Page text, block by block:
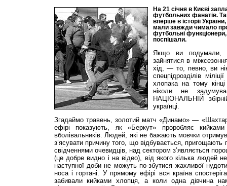
На 21 січня в Києві
футбольних фанатів.
вперше в історії
мали завжди чимало
футбольні функціонери,
поспішали.
Якщо ви
зайнятися в
хід, — то, певно, ви
спецпідрозділів
хлопака на тому
ніколи не
НАЦІОНАЛЬНІЙ
українці.
Згадаймо травень, золотий матч «Динамо» —
ефірі показують, як «Беркут» проробляє кийками
вболівальників. Людей, які не бажають мовчки
з’ясувати причину того, що відбувається, пригощають
свідченнями очевидців, над сектором з’являється
(це добре видно і на відео), від якого кілька людей
наступної доби не можуть по-збутися жахливої
носа і гортані. У прямому ефірі вся країна
забивали кийками хлопця, а коли одна дівчина